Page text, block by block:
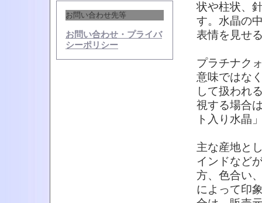
お問い合わせ先等
お問い合わせ・プライバ
シーポリシー
状や柱状、
す。水晶の
表情を見せ
プラチナク
意味ではな
して扱われ
視する場合
ト入り水晶
主な産地と
インドなど
方、色合い
によって印